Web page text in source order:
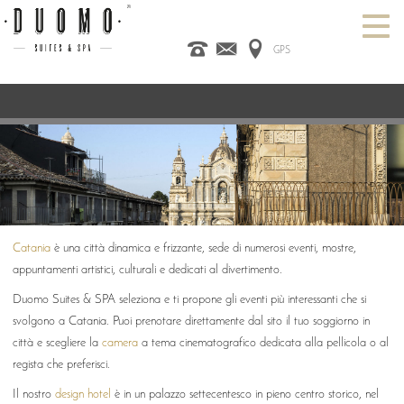
GPS
CAMERE SPA DESIGN HOTEL
CATANIA PROMO CONTATTI
Catania è una città dinamica e frizzante, sede di numerosi eventi, mostre,
appuntamenti artistici, culturali e dedicati al divertimento.
Duomo Suites & SPA seleziona e ti propone gli eventi più interessanti che si
svolgono a Catania. Puoi prenotare direttamente dal sito il tuo soggiorno in
città e scegliere la camera a tema cinematografico dedicata alla pellicola o al
regista che preferisci.
Il nostro design hotel è in un palazzo settecentesco in pieno centro storico, nel